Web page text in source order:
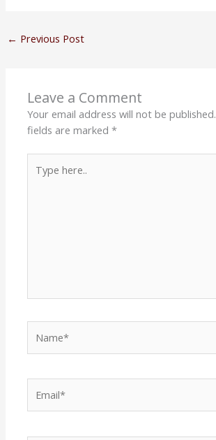
← Previous Post
Leave a Comment
Your email address will not be published.
fields are marked*
here..